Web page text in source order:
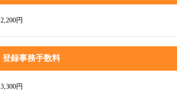
2,200円
登録事務手数料
3,300円